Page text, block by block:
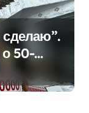
сделаю”.
50-